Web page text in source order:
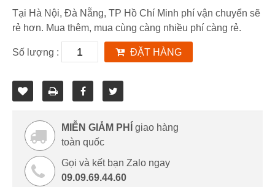
Tại Hà Nội, Đà Nẵng, TP Hồ Chí Minh phí vận chuyển sẽ
rẻ hơn. Mua thêm, mua cùng càng nhiều phí càng rẻ.
Số lượng : ĐẶT HÀNG
MIỄN GIẢM PHÍ
giao hàng
toàn quốc
Gọi và kết bạn Zalo ngay
09.09.69.44.60